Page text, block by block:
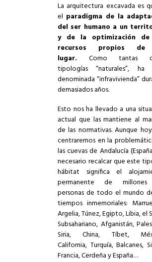
La arquitectura excavada es
el paradigma de la
del ser humano a un
y de la optimización
recursos propios
lugar. Como tantas
tipologías “naturales”, ha
denominada “infravivienda”
demasiados años.
Esto nos ha llevado a una
actual que las mantiene al
de las normativas. Aunque
centraremos en la
las cuevas de Andalucía
necesario recalcar que este
hábitat significa el
permanente de
personas de todo el mundo
tiempos inmemoriales:
Argelia, Túnez, Egipto, Libia, el
Subsahariano, Afganistán,
Siria, China, Tíbet,
California, Turquía, Balcanes,
Francia, Cerdeña y España…